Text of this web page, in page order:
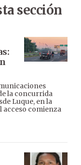
sección
la concurrida
Luque, en la
acceso comienza